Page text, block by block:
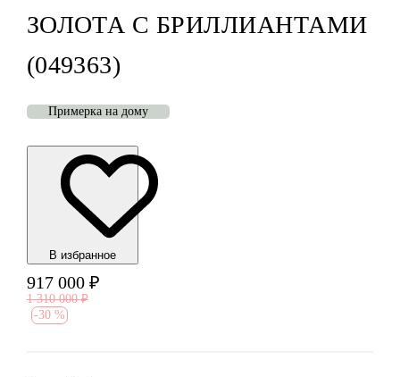
ЗОЛОТА С БРИЛЛИАНТАМИ
(049363)
Примерка на дому
В избранноe
917 000 ₽
1 310 000 ₽
-30 %